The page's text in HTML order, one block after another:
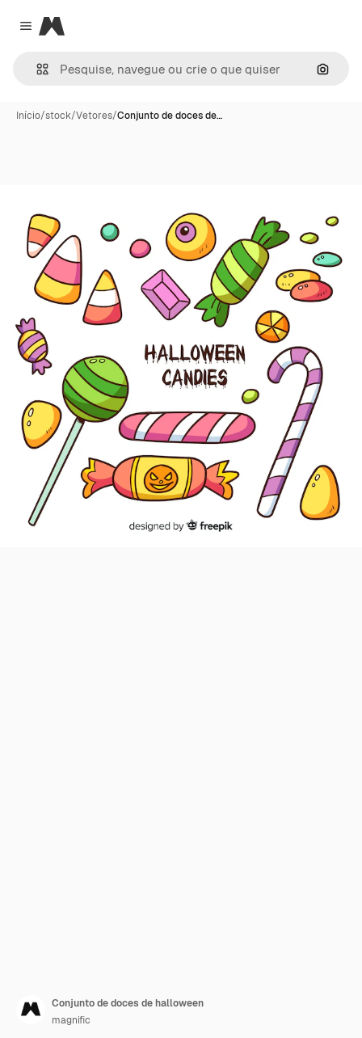
Close menu
Magnific
Início/stock/Vetores/Conjunto de doces de…
Conjunto de doces de halloween
magnific